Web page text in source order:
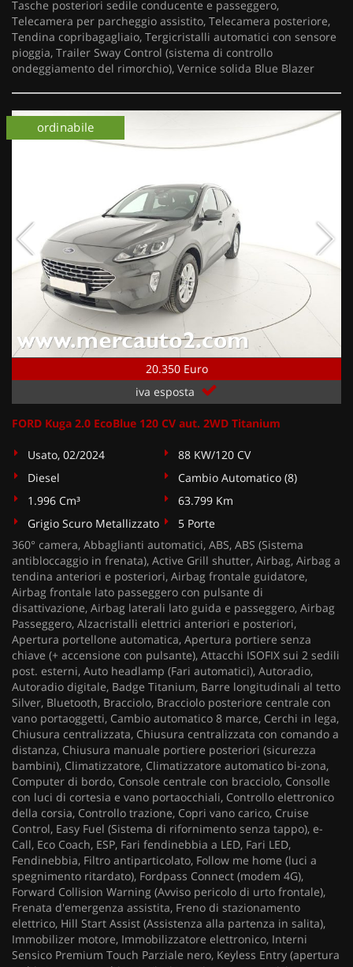
Tasche posteriori sedile conducente e passeggero,
Telecamera per parcheggio assistito, Telecamera posteriore,
Tendina copribagagliaio, Tergicristalli automatici con sensore
pioggia, Trailer Sway Control (sistema di controllo
ondeggiamento del rimorchio), Vernice solida Blue Blazer
20.350 Euro
iva esposta
ordinabile
FORD Kuga 2.0 EcoBlue 120 CV aut. 2WD Titanium
Usato, 02/2024
88 KW/120 CV
Diesel
Cambio Automatico (8)
1.996 Cm³
63.799 Km
Grigio Scuro Metallizzato
5 Porte
360° camera, Abbaglianti automatici, ABS, ABS (Sistema
antibloccaggio in frenata), Active Grill shutter, Airbag, Airbag a
tendina anteriori e posteriori, Airbag frontale guidatore,
Airbag frontale lato passeggero con pulsante di
disattivazione, Airbag laterali lato guida e passeggero, Airbag
Passeggero, Alzacristalli elettrici anteriori e posteriori,
Apertura portellone automatica, Apertura portiere senza
chiave (+ accensione con pulsante), Attacchi ISOFIX sui 2 sedili
post. esterni, Auto headlamp (Fari automatici), Autoradio,
Autoradio digitale, Badge Titanium, Barre longitudinali al tetto
Silver, Bluetooth, Bracciolo, Bracciolo posteriore centrale con
vano portaoggetti, Cambio automatico 8 marce, Cerchi in lega,
Chiusura centralizzata, Chiusura centralizzata con comando a
distanza, Chiusura manuale portiere posteriori (sicurezza
bambini), Climatizzatore, Climatizzatore automatico bi-zona,
Computer di bordo, Console centrale con bracciolo, Consolle
con luci di cortesia e vano portaocchiali, Controllo elettronico
della corsia, Controllo trazione, Copri vano carico, Cruise
Control, Easy Fuel (Sistema di rifornimento senza tappo), e-
Call, Eco Coach, ESP, Fari fendinebbia a LED, Fari LED,
Fendinebbia, Filtro antiparticolato, Follow me home (luci a
spegnimento ritardato), Fordpass Connect (modem 4G),
Forward Collision Warning (Avviso pericolo di urto frontale),
Frenata d'emergenza assistita, Freno di stazionamento
elettrico, Hill Start Assist (Assistenza alla partenza in salita),
Immobilizer motore, Immobilizzatore elettronico, Interni
Sensico Premium Touch Parziale nero, Keyless Entry (apertura